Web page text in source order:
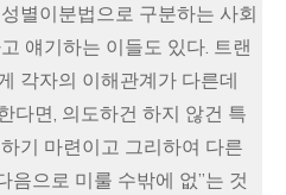
별이분법으로 구분하는 사회
얘기하는 이들도 있다. 트랜
각자의 이해관계가 다른데
다면, 의도하건 하지 않건 특
기 마련이고 그리하여 다른
음으로 미룰 수밖에 없”는 것